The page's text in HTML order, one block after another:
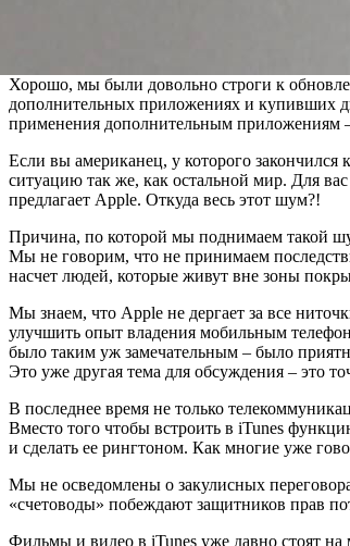
Хорошо, мы были довольно строги к
дополнительных приложениях и купивших
применения дополнительным приложениям
Если вы американец, у которого закончился
ситуацию так же, как остальной мир. Для
предлагает Apple. Откуда весь этот шум?!
Причина, по которой мы поднимаем такой
Мы не говорим, что не принимаем
насчет людей, которые живут вне зоны
Мы знаем, что Apple не дергает за все
улучшить опыт владения мобильным
было таким уж замечательным – было
Это уже другая тема для обсуждения – это
В последнее время не только
Вместо того чтобы встроить в iTunes
и сделать ее рингтоном. Как многие уже
Мы не осведомлены о закулисных
«счетоводы» побеждают защитников прав
Фильмы и видео в iTunes уже давно стоят